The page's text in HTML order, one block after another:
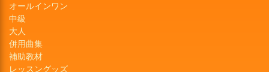
オールインワン
中級
大人
併用曲集
補助教材
レッスングッズ